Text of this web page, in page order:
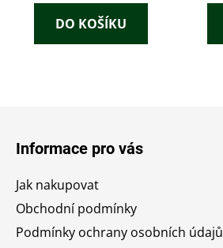
DO KOŠÍKU
Informace pro vás
Jak nakupovat
Obchodní podmínky
Podmínky ochrany osobních údajů